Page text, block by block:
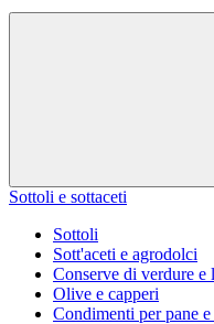
Sottoli e sottaceti
Sottoli
Sott'aceti e agrodolci
Conserve di verdure e
Olive e capperi
Condimenti per pane e